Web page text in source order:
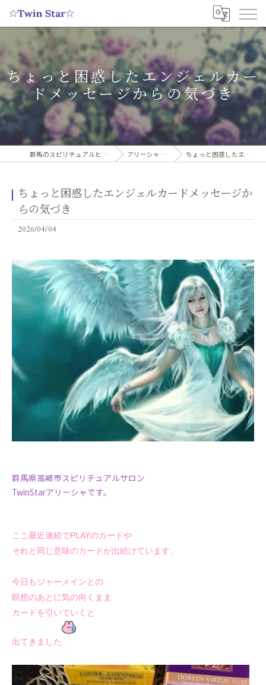
ちょっと困惑したエンジェルカー
ドメッセージからの気づき
群馬のスピリチュアルヒーリングサロンなら実績多数の☆Twin Star☆ アリーシャのスピリチュアルブログ ちょっと困惑したエンジェルカードメッセージからの気づき
ちょっと困惑したエンジェルカードメッセージか
らの気づき
2026/04/04
群馬県高崎市スピリチュアルサロン
TwinStarアリーシャです。
ここ最近連続でPLAYのカードや
それと同じ意味のカードが出続けています。
今日もジャーメインとの
瞑想のあとに気の向くまま
カードを引いていくと
出てきました